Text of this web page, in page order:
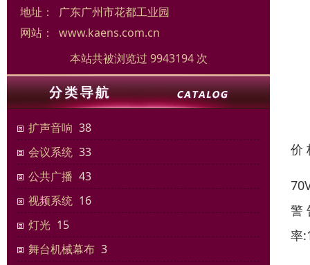
地址：
广东广州市花都工业园
网站：
www.kaens.com.cn
本站共被浏览过 9943194 次
扩声音响 38
会议系统 33
公共广播 43
视频系统 16
灯光 15
舞台机械幕布 3
价
警
率